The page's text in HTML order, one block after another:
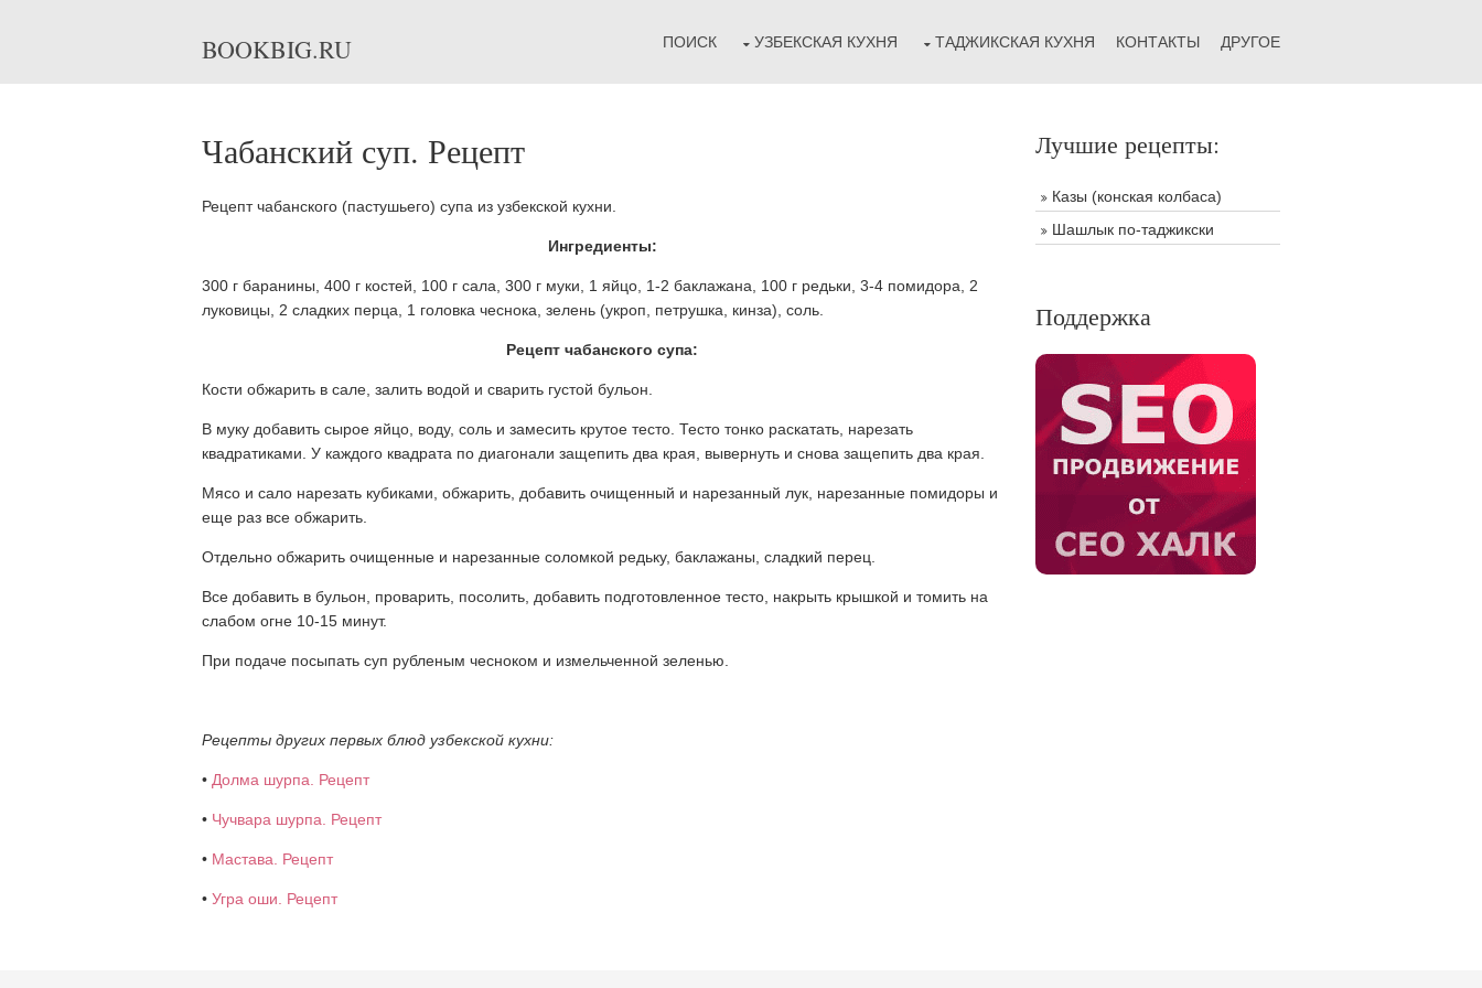
BOOKBIG.RU ПОИСК УЗБЕКСКАЯ КУХНЯ ТАДЖИКСКАЯ КУХНЯ КОНТАКТЫ ДРУГОЕ
Чабанский суп. Рецепт
Рецепт чабанского (пастушьего) супа из узбекской кухни.
Ингредиенты:
300 г баранины, 400 г костей, 100 г сала, 300 г муки, 1 яйцо, 1-2 баклажана, 100 г редьки, 3-4 помидора, 2
луковицы, 2 сладких перца, 1 головка чеснока, зелень (укроп, петрушка, кинза), соль.
Рецепт чабанского супа:
Кости обжарить в сале, залить водой и сварить густой бульон.
В муку добавить сырое яйцо, воду, соль и замесить крутое тесто. Тесто тонко раскатать, нарезать
квадратиками. У каждого квадрата по диагонали защепить два края, вывернуть и снова защепить два края.
Мясо и сало нарезать кубиками, обжарить, добавить очищенный и нарезанный лук, нарезанные помидоры и
еще раз все обжарить.
Отдельно обжарить очищенные и нарезанные соломкой редьку, баклажаны, сладкий перец.
Все добавить в бульон, проварить, посолить, добавить подготовленное тесто, накрыть крышкой и томить на
слабом огне 10-15 минут.
При подаче посыпать суп рубленым чесноком и измельченной зеленью.
Рецепты других первых блюд узбекской кухни:
• Долма шурпа. Рецепт
• Чучвара шурпа. Рецепт
• Мастава. Рецепт
• Угра оши. Рецепт
Лучшие рецепты:
Казы (конская колбаса)
Шашлык по-таджикски
Поддержка